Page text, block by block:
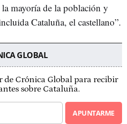
mayoría de la población y
Cataluña, el castellano”.
GLOBAL
de Crónica Global para recibir
sobre Cataluña.
APUNTARME